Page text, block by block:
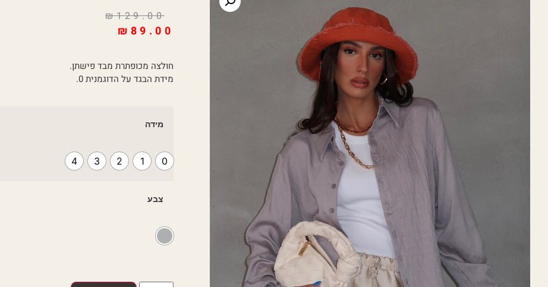
₪129.00
₪ 89.00
חולצה מכופתרת מבד פישתן.
מידת הבגד על הדוגמנית 0.
מידה
0
1
2
3
4
צבע